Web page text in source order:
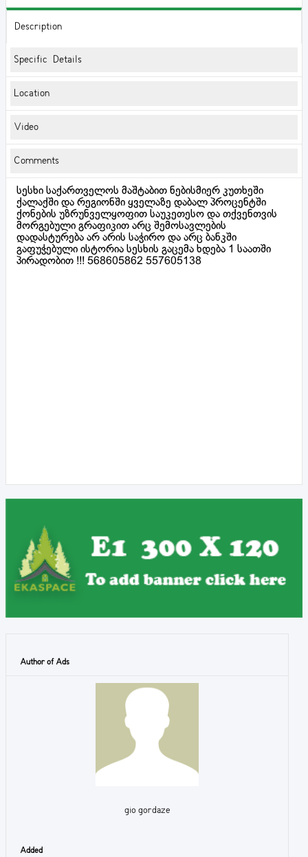
Description
Specific Details
Location
Video
Comments
სესხი საქართველოს მაშტაბით ნებისმიერ კუთხეში
ქალაქში და რეგიონში ყველაზე დაბალ პროცენტში
ქონების უზრუნველყოფით საუკეთესო და თქვენთვის
მორგებული გრაფიკით არც შემოსავლების
დადასტურება არ არის საჭირო და არც ბანკში
გაფუჭებული ისტორია სესხის გაცემა ხდება 1 საათში
პირადობით !!! 568605862 557605138
Author of Ads
gio gordaze
Added